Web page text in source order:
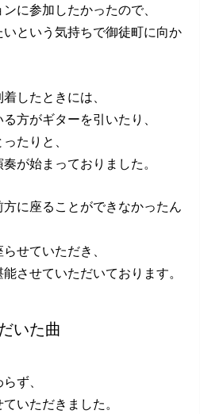
に参加したかったので、
という気持ちで御徒町に向か
したときには、
方がギターを引いたり、
たりと、
が始まっておりました。
に座ることができなかったん
せていただき、
させていただいております。
いた曲
ず、
いただきました。